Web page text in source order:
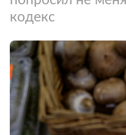
кодекс